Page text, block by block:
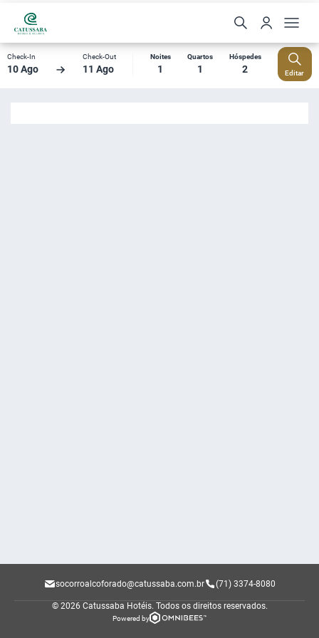
Check-In
10 Ago
Check-Out
11 Ago
Noites
1
Quartos
1
Hóspedes
2 Editar
socorroalcoforado@catussaba.com.br (71) 3374-8080
© 2026 Catussaba Hotéis. Todos os direitos reservados.
Powered by